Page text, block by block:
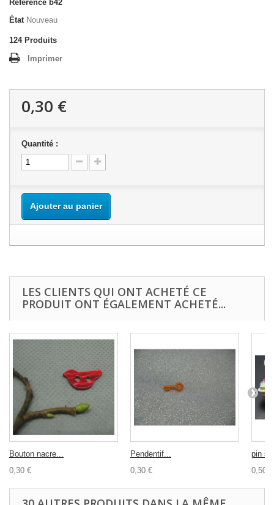
Référence b42
État Nouveau
124 Produits
Imprimer
0,30 €
Quantité :
Ajouter au panier
LES CLIENTS QUI ONT ACHETÉ CE
PRODUIT ONT ÉGALEMENT ACHETÉ...
Bouton nacre...
0,30 €
Pendentif...
0,30 €
pin s
0,50 €